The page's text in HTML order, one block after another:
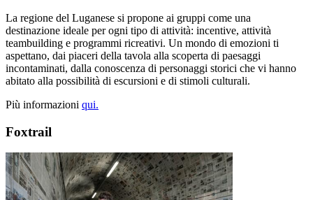
La regione del Luganese si propone ai gruppi come una
destinazione ideale per ogni tipo di attività: incentive, attività
teambuilding e programmi ricreativi. Un mondo di emozioni ti
aspettano, dai piaceri della tavola alla scoperta di paesaggi
incontaminati, dalla conoscenza di personaggi storici che vi hanno
abitato alla possibilità di escursioni e di stimoli culturali.
Più informazioni qui.
Foxtrail